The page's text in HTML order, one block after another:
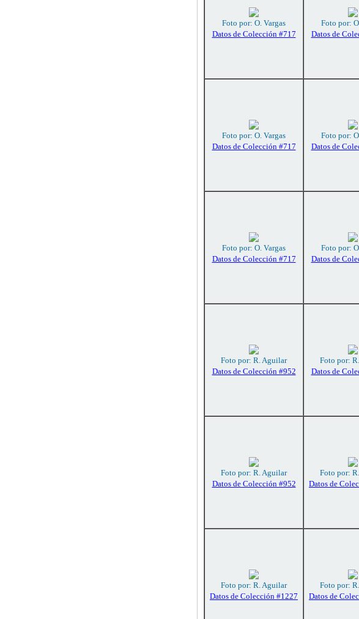
Foto por: O. Vargas
Datos de Colección #717
Foto por:
Datos de
Foto por: O. Vargas
Datos de Colección #717
Foto por:
Datos de
Foto por: O. Vargas
Datos de Colección #717
Foto por:
Datos de
Foto por: R. Aguilar
Datos de Colección #952
Foto por:
Datos de
Foto por: R. Aguilar
Datos de Colección #952
Foto por:
Datos de
Foto por: R. Aguilar
Datos de Colección #1227
Foto por:
Datos de